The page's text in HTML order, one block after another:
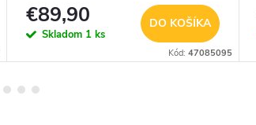
€89,90
Skladom 1 ks
DO KOŠÍKA
Kód: 47085095